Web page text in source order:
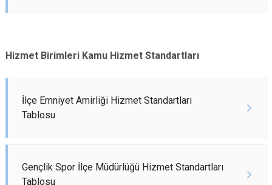
Hizmet Birimleri Kamu Hizmet Standartları
İlçe Emniyet Amirliği Hizmet Standartları
Tablosu
Gençlik Spor İlçe Müdürlüğü Hizmet Standartları
Tablosu